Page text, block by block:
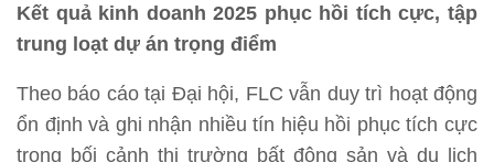
Kết quả kinh doanh 2025 phục hồi tích cực, tập
trung loạt dự án trọng điểm
Theo báo cáo tại Đại hội, FLC vẫn duy trì hoạt động
ổn định và ghi nhận nhiều tín hiệu hồi phục tích cực
trong bối cảnh thị trường bất động sản và du lịch